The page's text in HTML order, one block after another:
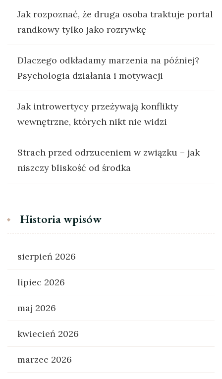
Jak rozpoznać, że druga osoba traktuje portal
randkowy tylko jako rozrywkę
Dlaczego odkładamy marzenia na później?
Psychologia działania i motywacji
Jak introwertycy przeżywają konflikty
wewnętrzne, których nikt nie widzi
Strach przed odrzuceniem w związku – jak
niszczy bliskość od środka
Historia wpisów
sierpień 2026
lipiec 2026
maj 2026
kwiecień 2026
marzec 2026